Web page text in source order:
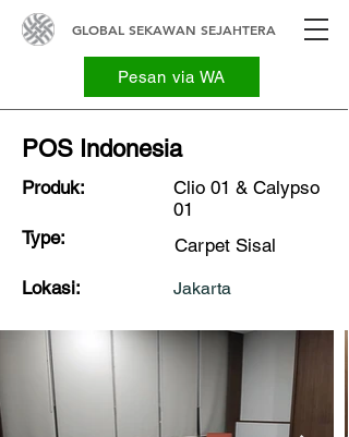
GLOBAL SEKAWAN SEJAHTERA
Pesan via WA
POS Indonesia
Produk:
Clio 01 & Calypso
01
Type:
Carpet Sisal
Lokasi:
Jakarta